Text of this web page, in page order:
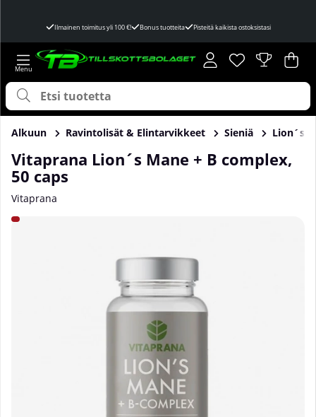
Ilmainen toimitus yli 100 €! Bonus tuotteita Pisteitä kaikista ostoksistasi
Toivelista
Lukumäärä
. .
Alkuun Ravintolisät & Elintarvikkeet Sieniä Lion´s
Vitaprana Lion´s Mane + B complex,
50 caps
Vitaprana
Tuotekuvat Vitaprana Lion´s Mane + B complex, 50 caps